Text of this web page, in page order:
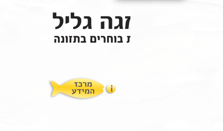
מרכז המטפלים
מרכז המידע